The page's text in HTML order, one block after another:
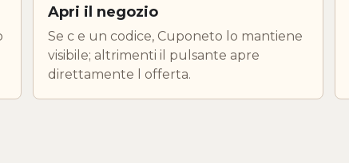
Apri il negozio
Se c e un codice, Cuponeto lo mantiene
visibile; altrimenti il pulsante apre
direttamente l offerta.